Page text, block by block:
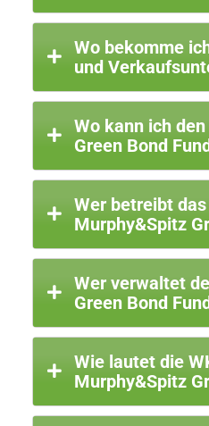
Wo bekomme
und
Wo kann ich
Green Bond
Wer betreibt
Murphy&Spitz
Wer verwaltet
Green Bond
Wie lautet die
Murphy&Spitz